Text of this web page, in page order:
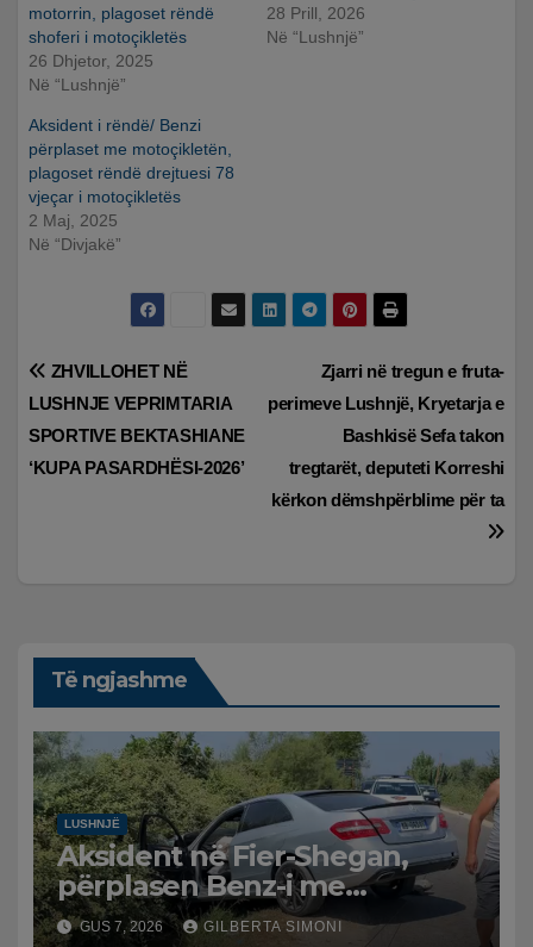
motorrin, plagoset rëndë
shoferi i motoçikletës
26 Dhjetor, 2025
Në “Lushnjë”
28 Prill, 2026
Në “Lushnjë”
Aksident i rëndë/ Benzi
përplaset me motoçikletën,
plagoset rëndë drejtuesi 78
vjeçar i motoçikletës
2 Maj, 2025
Në “Divjakë”
Lëvizje
te
postimet
Zjarri në tregun e fruta-
perimeve Lushnjë, Kryetarja e
Bashkisë Sefa takon
tregtarët, deputeti Korreshi
kërkon dëmshpërblime për ta
ZHVILLOHET NË
LUSHNJE VEPRIMTARIA
SPORTIVE BEKTASHIANE
‘KUPA PASARDHËSI-2026’
Të ngjashme
LUSHNJË
Aksident në Fier-Shegan,
përplasen Benz-i me
furgonin, plagoset një i
GUS 7, 2026 GILBERTA SIMONI